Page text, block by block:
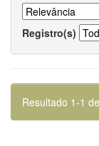
Registro(s)
Resultado 1-1